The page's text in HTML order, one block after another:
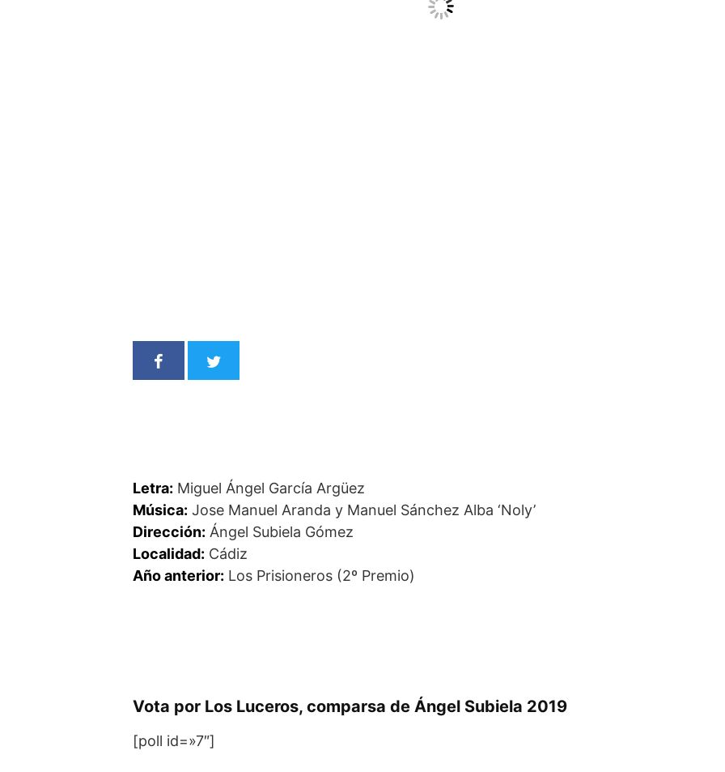
Letra: Miguel Ángel García Argüez
Música: Jose Manuel Aranda y Manuel Sánchez Alba ‘Noly’
Dirección: Ángel Subiela Gómez
Localidad: Cádiz
Año anterior: Los Prisioneros (2º Premio)
Vota por Los Luceros, comparsa de Ángel Subiela 2019
[poll id=»7″]